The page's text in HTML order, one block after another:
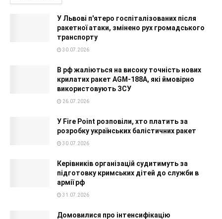
У Львові п'ятеро госпіталізованих після
ракетної атаки, змінено рух громадського
транспорту
30.07.2026
В рф жаліються на високу точність нових
крилатих ракет AGM-188A, які ймовірно
використовують ЗСУ
26.07.2026
У Fire Point розповіли, хто платить за
розробку українських балістичних ракет
30.07.2026
Керівників організацій судитимуть за
підготовку кримських дітей до служби в
армії рф
31.07.2026
Домовилися про інтенсифікацію